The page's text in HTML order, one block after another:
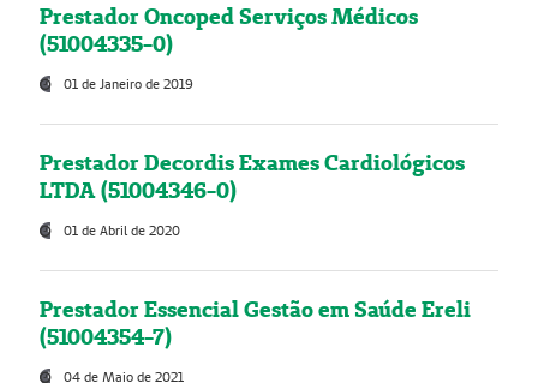
Prestador Oncoped Serviços Médicos
(51004335-0)
01 de Janeiro de 2019
Prestador Decordis Exames Cardiológicos
LTDA (51004346-0)
01 de Abril de 2020
Prestador Essencial Gestão em Saúde Ereli
(51004354-7)
04 de Maio de 2021